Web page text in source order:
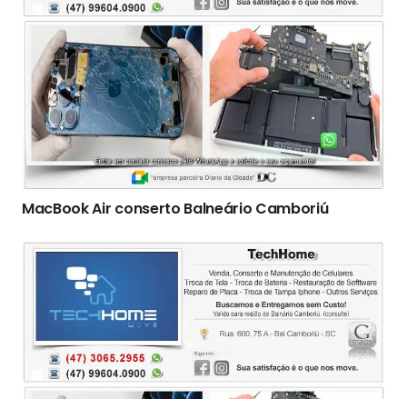
MacBook Air conserto Balneário Camboriú